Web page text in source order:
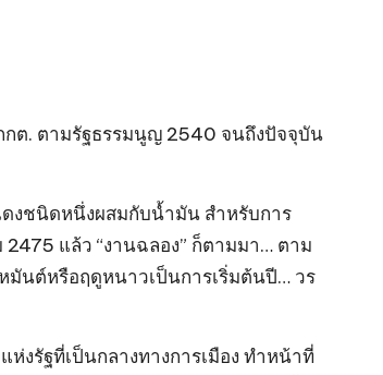
ต. ตามรัฐธรรมนูญ 2540 จนถึงปัจจุบัน
ดงชนิดหนึ่งผสมกับน้ำมัน สำหรับการ
แล้ว “งานฉลอง” ก็ตามมา… ตาม
มันต์หรือฤดูหนาวเป็นการเริ่มต้นปี… วร
รัฐที่เป็นกลางทางการเมือง ทำหน้าที่